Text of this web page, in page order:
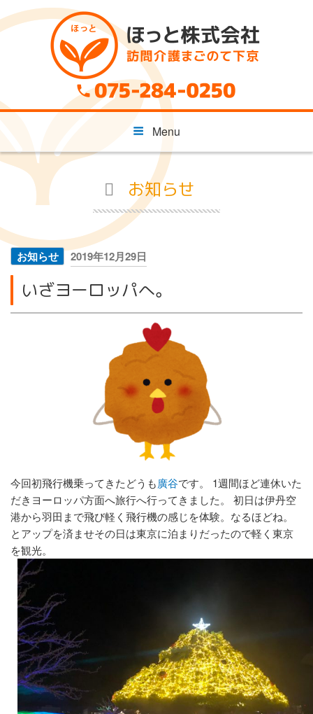
ス
プ
Menu
お知らせ
お知らせ
投
稿
日:
2019年12月29日
いざヨーロッパへ。
今回初飛行機乗ってきたどうも廣谷です。 1週間ほど連休いた
だきヨーロッパ方面へ旅行へ行ってきました。 初日は伊丹空
港から羽田まで飛び軽く飛行機の感じを体験。なるほどね。
とアップを済ませその日は東京に泊まりだったので軽く東京
を観光。